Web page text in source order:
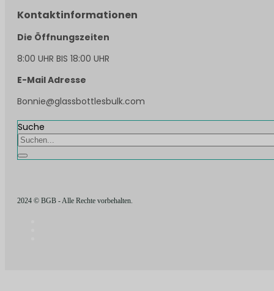
Kontaktinformationen
Die Öffnungszeiten
8:00 UHR BIS 18:00 UHR
E-Mail Adresse
Bonnie@glassbottlesbulk.com
Suche
2024 © BGB - Alle Rechte vorbehalten.